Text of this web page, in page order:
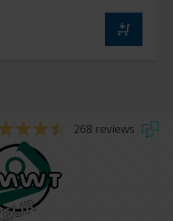
268 reviews